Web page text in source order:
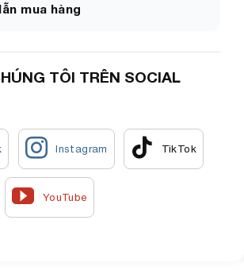
mua hàng
TÔI TRÊN SOCIAL